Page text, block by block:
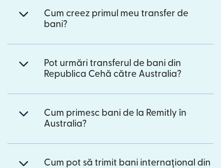
Cum creez primul meu transfer de
bani?
Pot urmări transferul de bani din
Republica Cehă către Australia?
Cum primesc bani de la Remitly în
Australia?
Cum pot să trimit bani internațional din